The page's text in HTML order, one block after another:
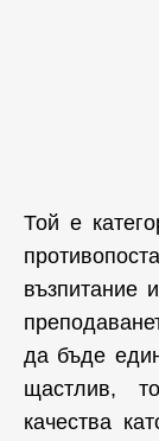
Той е
възпитание
да бъде
щастлив,
качества